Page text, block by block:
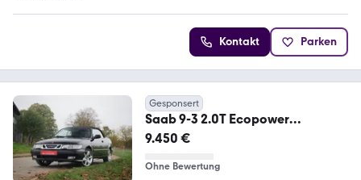
Kontakt Parken
Gesponsert
Saab 9-3 2.0T Ecopower
Cabriolet
9.450 €
Ohne Bewertung